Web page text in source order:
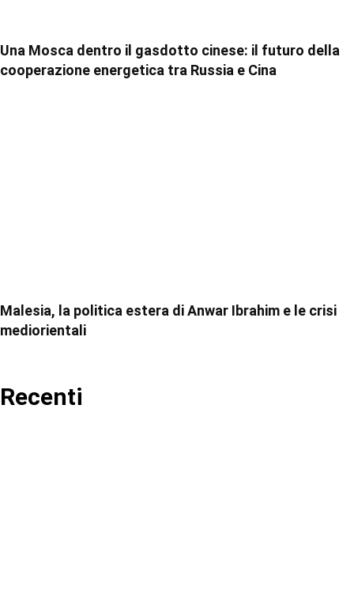
Una Mosca dentro il gasdotto cinese: il futuro della
cooperazione energetica tra Russia e Cina
Malesia, la politica estera di Anwar Ibrahim e le crisi
mediorientali
Recenti